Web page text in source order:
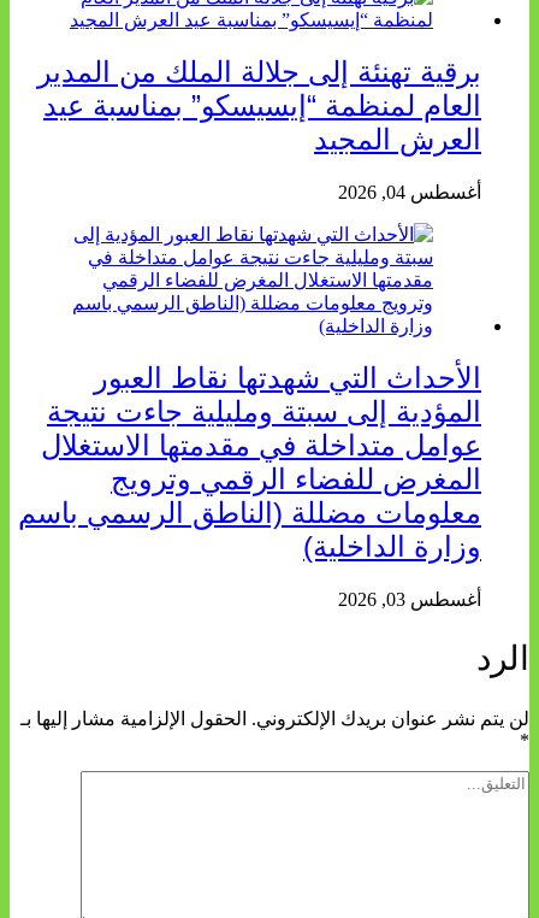
برقية تهنئة إلى جلالة الملك من المدير
العام لمنظمة “إيسيسكو” بمناسبة عيد
العرش المجيد
أغسطس 04, 2026
الأحداث التي شهدتها نقاط العبور
المؤدية إلى سبتة ومليلية جاءت نتيجة
عوامل متداخلة في مقدمتها الاستغلال
المغرض للفضاء الرقمي وترويج
معلومات مضللة (الناطق الرسمي باسم
وزارة الداخلية)
أغسطس 03, 2026
الرد
لن يتم نشر عنوان بريدك الإلكتروني. الحقول الإلزامية مشار إليها بـ
*